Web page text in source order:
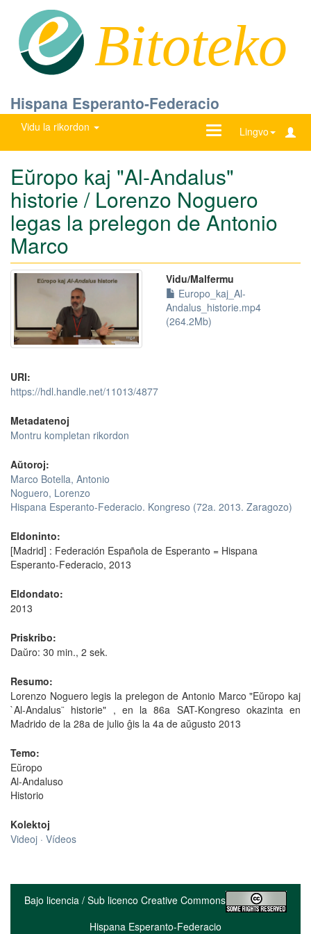
Bitoteko
Hispana Esperanto-Federacio
Vidu la rikordon Lingvo
Ŝanĝu
Eŭropo kaj "Al-Andalus"
historie / Lorenzo Noguero
legas la prelegon de Antonio
Marco
Vidu/Malfermu
Europo_kaj_Al-
Andalus_historie.mp4
(264.2Mb)
URI:
https://hdl.handle.net/11013/4877
Metadatenoj
Montru kompletan rikordon
Aŭtoroj:
Marco Botella, Antonio
Noguero, Lorenzo
Hispana Esperanto-Federacio. Kongreso (72a. 2013. Zaragozo)
Eldoninto:
[Madrid] : Federación Española de Esperanto = Hispana
Esperanto-Federacio, 2013
Eldondato:
2013
Priskribo:
Daŭro: 30 min., 2 sek.
Resumo:
Lorenzo Noguero legis la prelegon de Antonio Marco "Eŭropo kaj
`Al-Andalus¨ historie" , en la 86a SAT-Kongreso okazinta en
Madrido de la 28a de julio ĝis la 4a de aŭgusto 2013
Temo:
Eŭropo
Al-Andaluso
Historio
Kolektoj
Videoj · Vídeos
Bajo licencia / Sub licenco Creative Commons
Hispana Esperanto-Federacio